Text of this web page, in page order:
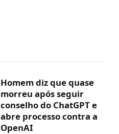
Homem diz que quase
morreu após seguir
conselho do ChatGPT e
abre processo contra a
OpenAI